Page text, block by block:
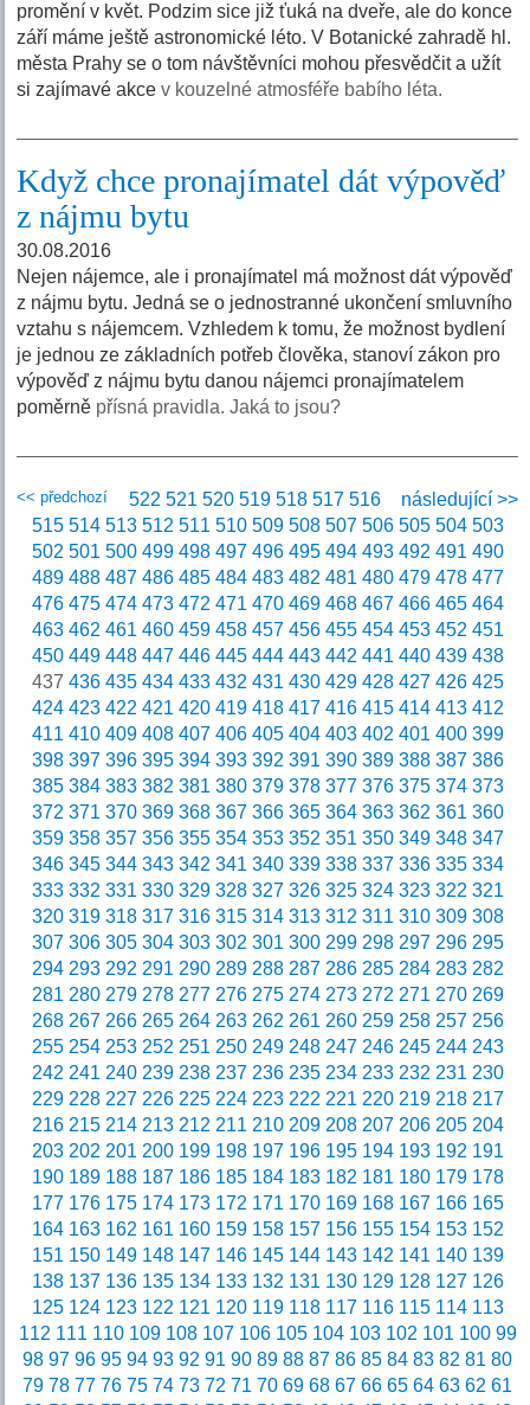
promění v květ. Podzim sice již ťuká na dveře, ale do konce
září máme ještě astronomické léto. V Botanické zahradě hl.
města Prahy se o tom návštěvníci mohou přesvědčit a užít
si zajímavé akcev kouzelné atmosféře babího léta.
Když chce pronajímatel dát výpověď
z nájmu bytu
30.08.2016
Nejen nájemce, ale i pronajímatel má možnost dát výpověď
z nájmu bytu. Jedná se o jednostranné ukončení smluvního
vztahu s nájemcem. Vzhledem k tomu, že možnost bydlení
je jednou ze základních potřeb člověka, stanoví zákon pro
výpověď z nájmu bytu danou nájemci pronajímatelem
poměrně přísná pravidla. Jaká to jsou?
<< předchozí následující >>
522 521 520 519 518 517 516
515 514 513 512 511 510 509 508 507 506 505 504 503
502 501 500 499 498 497 496 495 494 493 492 491 490
489 488 487 486 485 484 483 482 481 480 479 478 477
476 475 474 473 472 471 470 469 468 467 466 465 464
463 462 461 460 459 458 457 456 455 454 453 452 451
450 449 448 447 446 445 444 443 442 441 440 439 438
437 436 435 434 433 432 431 430 429 428 427 426 425
424 423 422 421 420 419 418 417 416 415 414 413 412
411 410 409 408 407 406 405 404 403 402 401 400 399
398 397 396 395 394 393 392 391 390 389 388 387 386
385 384 383 382 381 380 379 378 377 376 375 374 373
372 371 370 369 368 367 366 365 364 363 362 361 360
359 358 357 356 355 354 353 352 351 350 349 348 347
346 345 344 343 342 341 340 339 338 337 336 335 334
333 332 331 330 329 328 327 326 325 324 323 322 321
320 319 318 317 316 315 314 313 312 311 310 309 308
307 306 305 304 303 302 301 300 299 298 297 296 295
294 293 292 291 290 289 288 287 286 285 284 283 282
281 280 279 278 277 276 275 274 273 272 271 270 269
268 267 266 265 264 263 262 261 260 259 258 257 256
255 254 253 252 251 250 249 248 247 246 245 244 243
242 241 240 239 238 237 236 235 234 233 232 231 230
229 228 227 226 225 224 223 222 221 220 219 218 217
216 215 214 213 212 211 210 209 208 207 206 205 204
203 202 201 200 199 198 197 196 195 194 193 192 191
190 189 188 187 186 185 184 183 182 181 180 179 178
177 176 175 174 173 172 171 170 169 168 167 166 165
164 163 162 161 160 159 158 157 156 155 154 153 152
151 150 149 148 147 146 145 144 143 142 141 140 139
138 137 136 135 134 133 132 131 130 129 128 127 126
125 124 123 122 121 120 119 118 117 116 115 114 113
112 111 110 109 108 107 106 105 104 103 102 101 100 99
98 97 96 95 94 93 92 91 90 89 88 87 86 85 84 83 82 81 80
79 78 77 76 75 74 73 72 71 70 69 68 67 66 65 64 63 62 61